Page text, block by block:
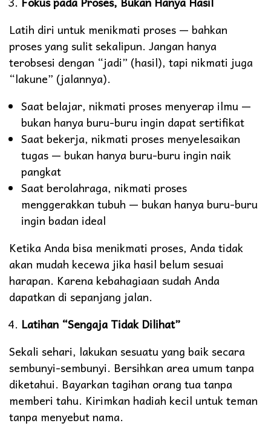
Latih diri untuk menikmati proses — bahkan
proses yang sulit sekalipun. Jangan hanya
terobsesi dengan “jadi” (hasil), tapi nikmati juga
“lakune” (jalannya).
Saat belajar, nikmati proses menyerap ilmu —
bukan hanya buru-buru ingin dapat sertifikat
Saat bekerja, nikmati proses menyelesaikan
tugas — bukan hanya buru-buru ingin naik
pangkat
Saat berolahraga, nikmati proses
menggerakkan tubuh — bukan hanya buru-buru
ingin badan ideal
Ketika Anda bisa menikmati proses, Anda tidak
akan mudah kecewa jika hasil belum sesuai
harapan. Karena kebahagiaan sudah Anda
dapatkan di sepanjang jalan.
Latihan “Sengaja Tidak Dilihat”
Sekali sehari, lakukan sesuatu yang baik secara
sembunyi-sembunyi. Bersihkan area umum tanpa
diketahui. Bayarkan tagihan orang tua tanpa
memberi tahu. Kirimkan hadiah kecil untuk teman
tanpa menyebut nama.